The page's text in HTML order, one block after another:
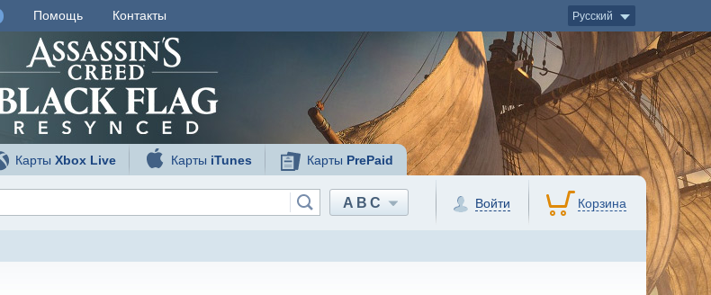
Помощь Контакты Русский
КартыXbox Live Карты iTunes Карты PrePaid
ABC Войти Корзина